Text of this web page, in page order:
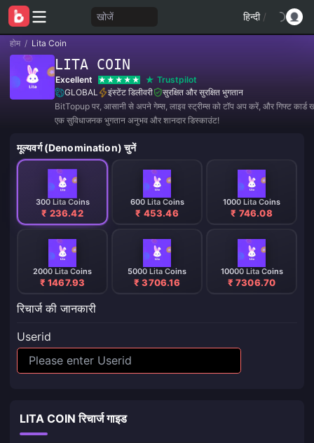
खोजें हिन्दी /
होम / Lita Coin
LITA COIN
Excellent
Trustpilot
GLOBAL
इंस्टेंट डिलीवरी
सुरक्षित और सुरक्षित भुगतान
BitTopup पर, आसानी से अपने गेम्स, लाइव स्ट्रीम्स को टॉप अप करें, और गिफ्ट कार्ड
एक सुविधाजनक भुगतान अनुभव और शानदार डिस्काउंट!
मूल्यवर्ग (Denomination) चुनें
300 Lita Coins
₹ 236.42
600 Lita Coins
₹ 453.46
1000 Lita Coins
₹ 746.08
2000 Lita Coins
₹ 1467.93
5000 Lita Coins
₹ 3706.16
10000 Lita Coins
₹ 7306.70
रिचार्ज की जानकारी
Userid
LITA COIN रिचार्ज गाइड